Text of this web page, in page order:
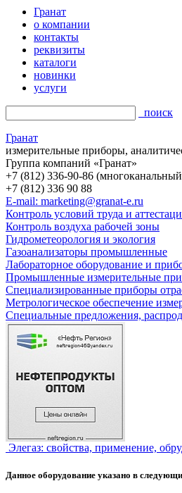
Гранат
о компании
контакты
реквизиты
каталоги
новинки
услуги
поиск
Гранат
измерительные приборы,
Группа компаний «Гранат»
+7 (812) 336-90-86
+7 (812) 336 90 88
E-mail: marketing@granat-e.ru
Контроль условий труда и
Контроль воздуха рабочей зоны
Гидрометеорология и экология
Газоанализаторы промышленные
Лабораторное оборудование и
Промышленные измерительные
Специализированные приборы
Метрологическое обеспечение
Специальные предложения,
Элегаз: свойства, применение,
Данное оборудование указано в